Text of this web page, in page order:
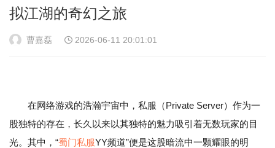
拟江湖的奇幻之旅
曹嘉磊 2026-06-11 20:01:01
在网络游戏的浩瀚宇宙中，私服（Private Server）作为一
股独特的存在，长久以来以其独特的魅力吸引着无数玩家的目
光。其中，“蜀门私服YY频道”便是这股暗流中一颗耀眼的明